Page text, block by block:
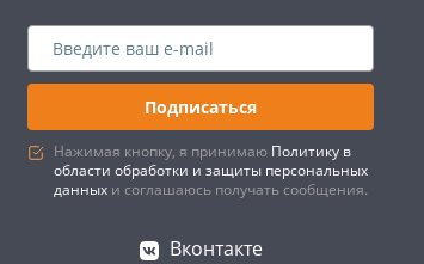
Подписаться
Нажимая кнопку, я принимаю Политику в
области обработки и защиты персональных
данных и соглашаюсь получать сообщения.
Вконтакте